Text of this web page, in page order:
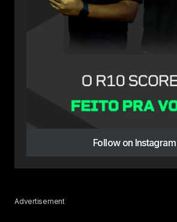
Follow on Instagram
Advertisement